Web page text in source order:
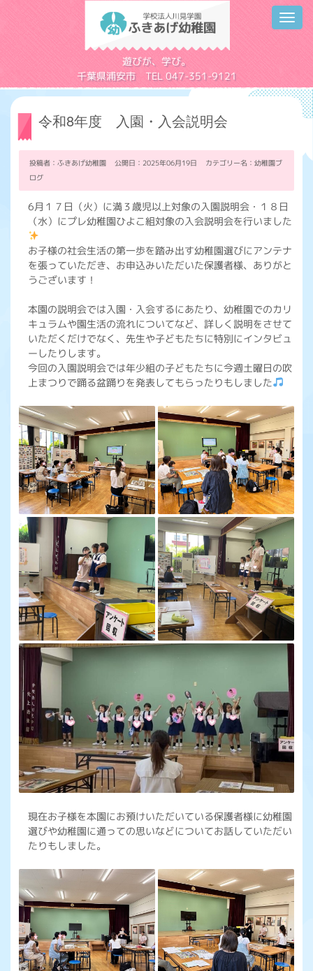
遊びが、学び。
千葉県浦安市 TEL 047-351-9121
令和8年度 入園・入会説明会
投稿者：ふきあげ幼稚園 公開日：2025年06月19日 カテゴリー名： 幼稚園ブ
ログ
6月１７日（火）に満３歳児以上対象の入園説明会・１８日
（水）にプレ幼稚園ひよこ組対象の入会説明会を行いました
お子様の社会生活の第一歩を踏み出す幼稚園選びにアンテナ
を張っていただき、お申込みいただいた保護者様、ありがと
うございます！
本園の説明会では入園・入会するにあたり、幼稚園でのカリ
キュラムや園生活の流れについてなど、詳しく説明をさせて
いただくだけでなく、先生や子どもたちに特別にインタビュ
ーしたりします。
今回の入園説明会では年少組の子どもたちに今週土曜日の吹
上まつりで踊る盆踊りを発表してもらったりもしました
現在お子様を本園にお預けいただいている保護者様に幼稚園
選びや幼稚園に通っての思いなどについてお話していただい
たりもしました。